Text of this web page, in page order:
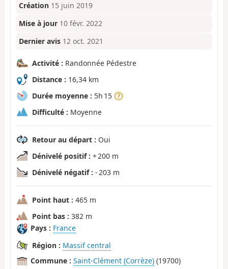
Création 15 juin 2019
Mise à jour 10 févr. 2022
Dernier avis 12 oct. 2021
Activité : Randonnée Pédestre
Distance : 16,34 km
Durée moyenne : 5h 15
Difficulté : Moyenne
Retour au départ : Oui
Dénivelé positif : + 200 m
Dénivelé négatif : - 203 m
Point haut : 465 m
Point bas : 382 m
Pays : France
Région : Massif central
Commune : Saint-Clément (Corrèze) (19700)